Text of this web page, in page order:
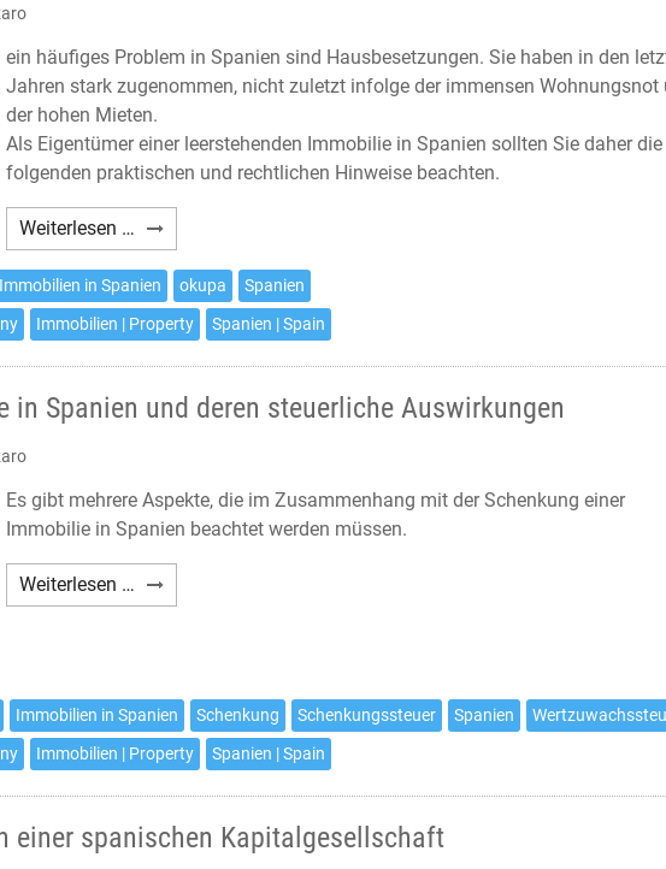
ein häufiges Problem in Spanien sind Hausbesetzungen. Sie haben in den
Jahren stark zugenommen, nicht zuletzt infolge der immensen Wohnungsnot
der hohen Mieten.
Als Eigentümer einer leerstehenden Immobilie in Spanien sollten Sie daher die
folgenden praktischen und rechtlichen Hinweise beachten.
Weiterlesen … Haus-
und
Wohnungsbesetzungen
in
Spanien
–
Was
Immobilien in Spanien okupa
Spanien
Immobilien | Property Spanien | Spain
in Spanien und deren steuerliche Auswirkungen
Es gibt mehrere Aspekte, die im Zusammenhang mit der Schenkung einer
Immobilie in Spanien beachtet werden müssen.
Weiterlesen … Schenkung
einer
Spanien
und
deren
Immobilien in Spanien Schenkung Schenkungssteuer Spanien
Immobilien | Property Spanien | Spain
einer spanischen Kapitalgesellschaft